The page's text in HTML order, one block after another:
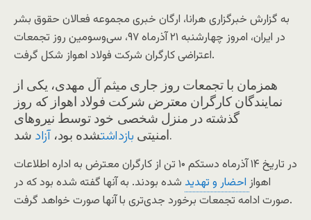
به گزارش خبرگزاری هرانا، ارگان خبری مجموعه فعالان حقوق بشر
در ایران، امروز چهارشنبه ۲۱ آذرماه ۹۷، سی‌‌‌و‌سومین روز تجمعات
اعتراضی کارگران شرکت فولاد اهواز شکل گرفت.
همزمان با تجمعات روز جاری میثم آل مهدی، یکی از
نمایندگان کارگران معترض شرکت فولاد اهواز که روز
گذشته در منزل شخصی خود توسط نیروهای
امنیتی بازداشتشده بود،آزاد
شد.
در تاریخ ۱۴ آذرماه دستکم ۱۰ تن از کارگران معترض به اداره اطلاعات
اهواز احضار و تهدید شده بودند. به آنها گفته شده بود که در
صورت ادامه تجمعات برخورد جدی‌تری با آنها صورت خواهد گرفت.